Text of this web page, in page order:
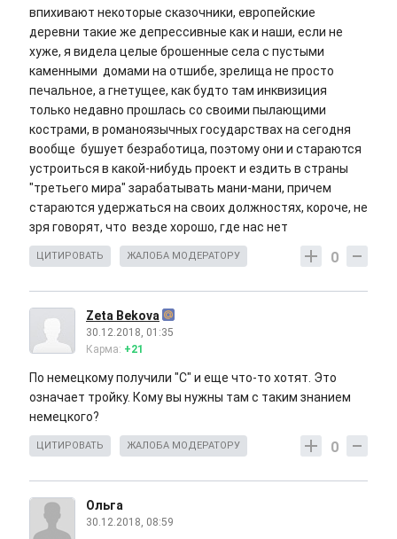
впихивают некоторые сказочники, европейские
деревни такие же депрессивные как и наши, если не
хуже, я видела целые брошенные села с пустыми
каменными домами на отшибе, зрелища не просто
печальное, а гнетущее, как будто там инквизиция
только недавно прошлась со своими пылающими
кострами, в романоязычных государствах на сегодня
вообще бушует безработица, поэтому они и стараются
устроиться в какой-нибудь проект и ездить в страны
"третьего мира" зарабатывать мани-мани, причем
стараются удержаться на своих должностях, короче, не
зря говорят, что везде хорошо, где нас нет
0
ЦИТИРОВАТЬ ЖАЛОБА МОДЕРАТОРУ
Zeta Bekova
30.12.2018, 01:35
Карма: +21
По немецкому получили "С" и еще что-то хотят. Это
означает тройку. Кому вы нужны там с таким знанием
немецкого?
0
ЦИТИРОВАТЬ ЖАЛОБА МОДЕРАТОРУ
Ольга
30.12.2018, 08:59